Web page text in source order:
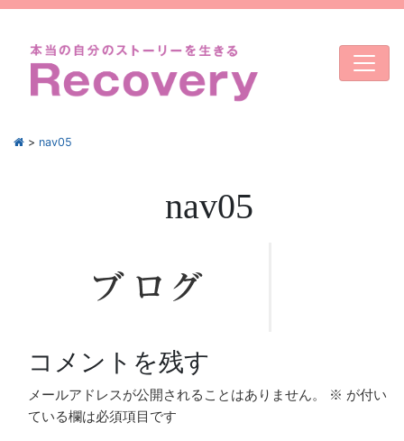
> nav05
nav05
コメントを残す
メールアドレスが公開されることはありません。 ※ が付い
ている欄は必須項目です